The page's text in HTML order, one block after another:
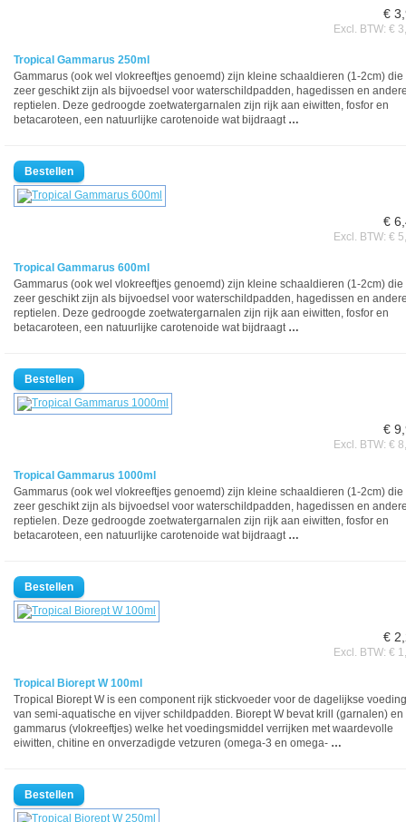
€
Excl. BTW: €
Tropical Gammarus 250ml
Gammarus (ook wel vlokreeftjes genoemd) zijn kleine schaaldieren (1-2cm) die
zeer geschikt zijn als bijvoedsel voor waterschildpadden, hagedissen en
reptielen. Deze gedroogde zoetwatergarnalen zijn rijk aan eiwitten, fosfor en
betacaroteen, een natuurlijke carotenoide wat bijdraagt …
€
Excl. BTW: €
Tropical Gammarus 600ml
Gammarus (ook wel vlokreeftjes genoemd) zijn kleine schaaldieren (1-2cm) die
zeer geschikt zijn als bijvoedsel voor waterschildpadden, hagedissen en
reptielen. Deze gedroogde zoetwatergarnalen zijn rijk aan eiwitten, fosfor en
betacaroteen, een natuurlijke carotenoide wat bijdraagt …
€
Excl. BTW: €
Tropical Gammarus 1000ml
Gammarus (ook wel vlokreeftjes genoemd) zijn kleine schaaldieren (1-2cm) die
zeer geschikt zijn als bijvoedsel voor waterschildpadden, hagedissen en
reptielen. Deze gedroogde zoetwatergarnalen zijn rijk aan eiwitten, fosfor en
betacaroteen, een natuurlijke carotenoide wat bijdraagt …
€
Excl. BTW: €
Tropical Biorept W 100ml
Tropical Biorept W is een component rijk stickvoeder voor de dagelijkse voeding
van semi-aquatische en vijver schildpadden. Biorept W bevat krill (garnalen) en
gammarus (vlokreeftjes) welke het voedingsmiddel verrijken met waardevolle
eiwitten, chitine en onverzadigde vetzuren (omega-3 en omega- …